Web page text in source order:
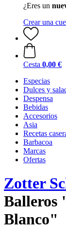
¿Eres un
Crear una
Cesta 0,00 €
Especias
Dulces y
Despensa
Bebidas
Accesorios
Asia
Recetas
Barbacoa
Marcas
Ofertas
Zotter
Balleros
Blanco"